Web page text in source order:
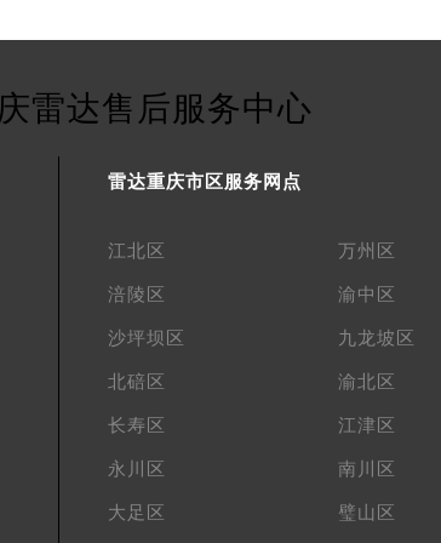
雷达售后服务中心
雷达重庆市区服务网点
江北区 万州区
涪陵区 渝中区
沙坪坝区 九龙坡区
北碚区 渝北区
长寿区 江津区
永川区 南川区
大足区 璧山区